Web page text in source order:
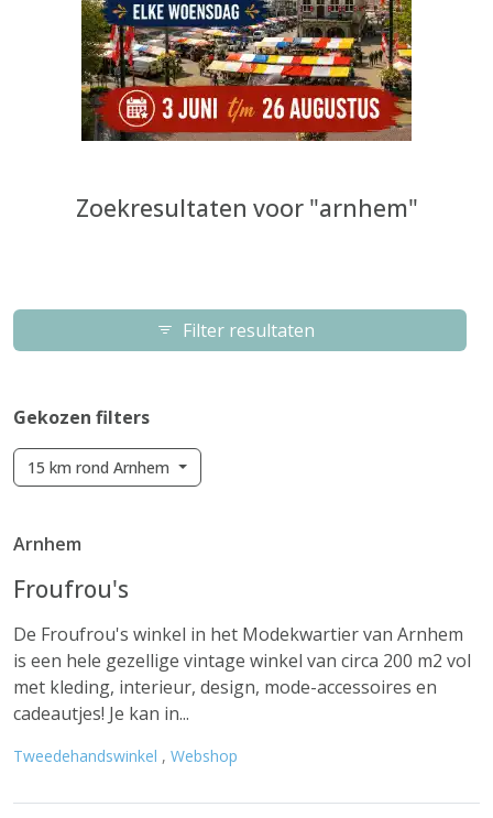
Zoekresultaten voor "arnhem"
Filter resultaten
Gekozen filters
15 km rond Arnhem
Arnhem
Froufrou's
De Froufrou's winkel in het Modekwartier van Arnhem
is een hele gezellige vintage winkel van circa 200 m2 vol
met kleding, interieur, design, mode-accessoires en
cadeautjes! Je kan in...
Tweedehandswinkel , Webshop